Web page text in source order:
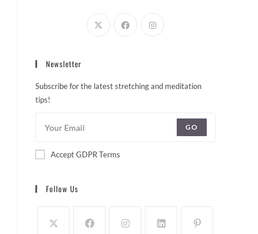
Newsletter
Subscribe for the latest stretching and meditation
tips!
GO
Accept GDPR Terms
Follow Us